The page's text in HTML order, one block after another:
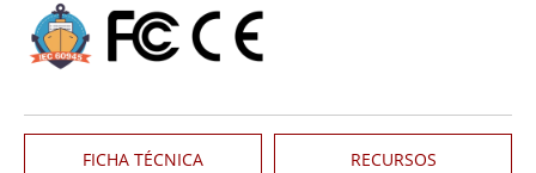
FICHA TÉCNICA RECURSOS